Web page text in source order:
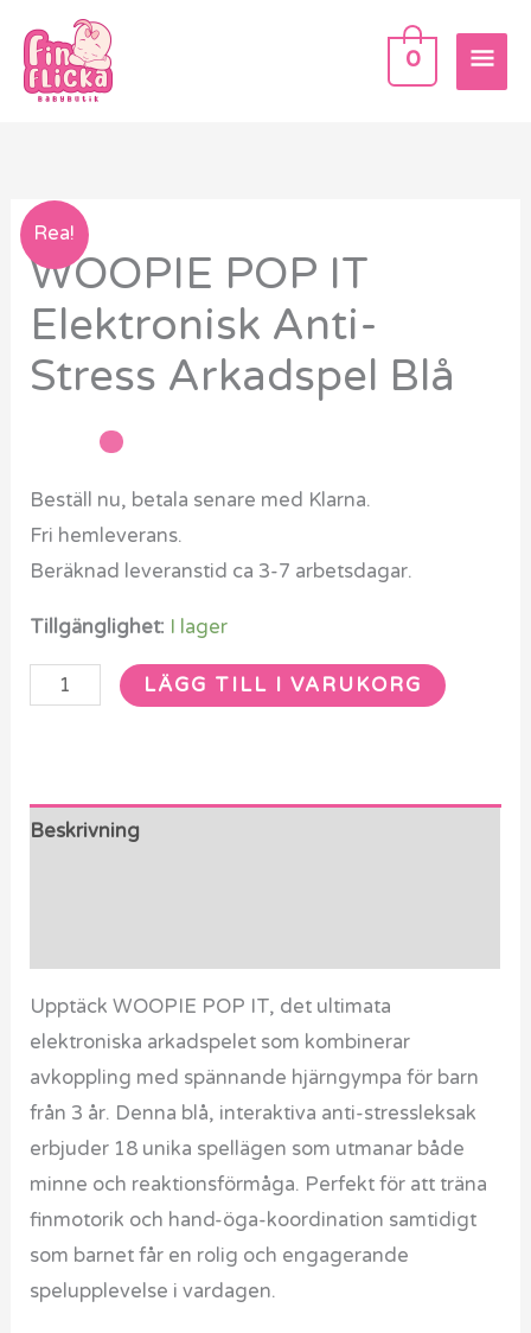
innehåll
0
Rea!
WOOPIE POP IT
Elektronisk Anti-
Stress Arkadspel Blå
Beställ nu, betala senare med Klarna.
Fri hemleverans.
Beräknad leveranstid ca 3-7 arbetsdagar.
Tillgänglighet: I lager
WOOPIE
POP
Elektronisk
Anti-
Arkadspel
mängd
LÄGG TILL I VARUKORG
Beskrivning
Upptäck WOOPIE POP IT, det ultimata
elektroniska arkadspelet som kombinerar
avkoppling med spännande hjärngympa för barn
från 3 år. Denna blå, interaktiva anti-stressleksak
erbjuder 18 unika spellägen som utmanar både
minne och reaktionsförmåga. Perfekt för att träna
finmotorik och hand-öga-koordination samtidigt
som barnet får en rolig och engagerande
spelupplevelse i vardagen.